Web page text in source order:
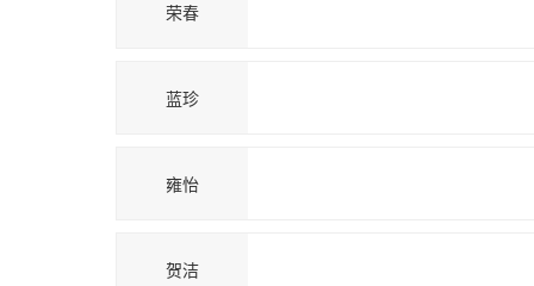
荣春
蓝珍
雍怡
贺洁